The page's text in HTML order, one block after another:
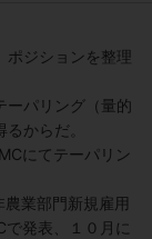
ポジションを整理
ーパリング（量的
からだ。
にてテーパリン
業部門新規雇用
発表、１０月に